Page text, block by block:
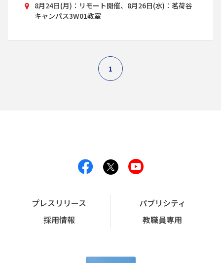
8月24日(月)：リモート開催、8月26日(水)：茗荷谷
キャンパス3W01教室
1
プレスリリース
パブリシティ
採用情報
教職員専用